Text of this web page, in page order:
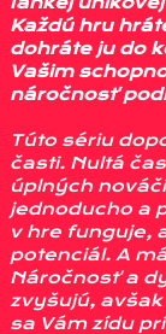
Každú hru
dohráte ju do
Vašim
náročnosť
Túto sériu
časti. Nultá
úplných
jednoducho a
v hre funguje,
potenciál. A
Náročnosť a
zvyšujú,
sa Vám zídu